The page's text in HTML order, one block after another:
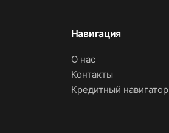
Навигация
О нас
Контакты
Кредитный навигатор